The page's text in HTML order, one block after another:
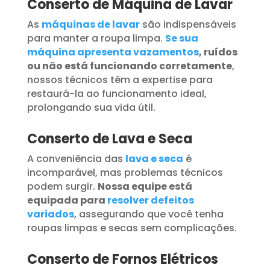
Conserto de Máquina de Lavar
As máquinas de lavar são indispensáveis
para manter a roupa limpa. Se sua
máquina apresenta vazamentos, ruídos
ou não está funcionando corretamente,
nossos técnicos têm a expertise para
restaurá-la ao funcionamento ideal,
prolongando sua vida útil.
Conserto de Lava e Seca
A conveniência das lava e seca é
incomparável, mas problemas técnicos
podem surgir. Nossa equipe está
equipada para resolver defeitos
variados, assegurando que você tenha
roupas limpas e secas sem complicações.
Conserto de Fornos Elétricos